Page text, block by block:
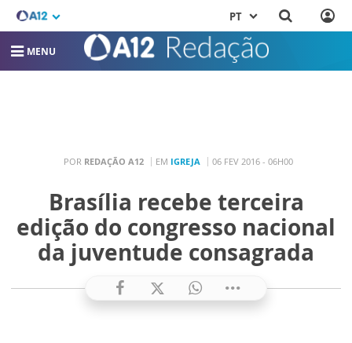
PT
MENU
POR REDAÇÃO A12 EM IGREJA 06 FEV 2016 - 06H00
Brasília recebe terceira
edição do congresso nacional
da juventude consagrada